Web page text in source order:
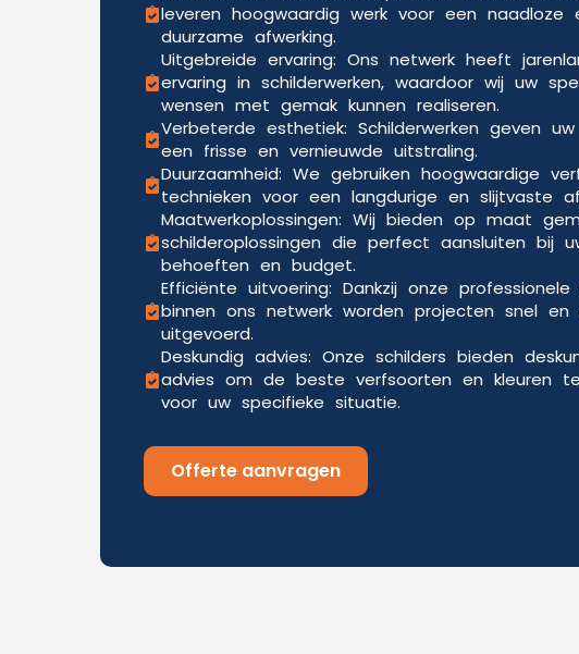
leveren hoogwaardig werk voor een naadloze
duurzame afwerking.
Uitgebreide ervaring: Ons netwerk heeft
ervaring in schilderwerken, waardoor wij uw
wensen met gemak kunnen realiseren.
Verbeterde esthetiek: Schilderwerken geven
een frisse en vernieuwde uitstraling.
Duurzaamheid: We gebruiken hoogwaardige
technieken voor een langdurige en slijtvaste
Maatwerkoplossingen: Wij bieden op maat
schilderoplossingen die perfect aansluiten bij
behoeften en budget.
Efficiënte uitvoering: Dankzij onze professionele
binnen ons netwerk worden projecten snel en
uitgevoerd.
Deskundig advies: Onze schilders bieden
advies om de beste verfsoorten en kleuren
voor uw specifieke situatie.
Offerte aanvragen